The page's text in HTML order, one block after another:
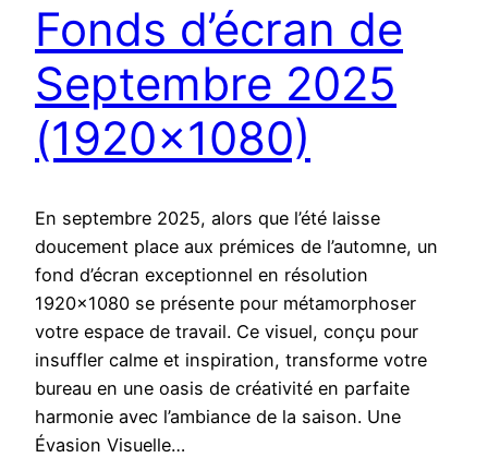
Fonds d’écran de
Septembre 2025
(1920×1080)
En septembre 2025, alors que l’été laisse
doucement place aux prémices de l’automne, un
fond d’écran exceptionnel en résolution
1920×1080 se présente pour métamorphoser
votre espace de travail. Ce visuel, conçu pour
insuffler calme et inspiration, transforme votre
bureau en une oasis de créativité en parfaite
harmonie avec l’ambiance de la saison. Une
Évasion Visuelle…